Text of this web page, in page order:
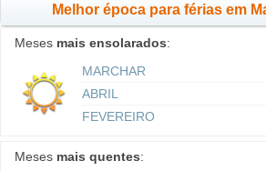
Melhor época para férias em
Meses mais ensolarados:
MARCHAR
ABRIL
FEVEREIRO
Meses mais quentes: